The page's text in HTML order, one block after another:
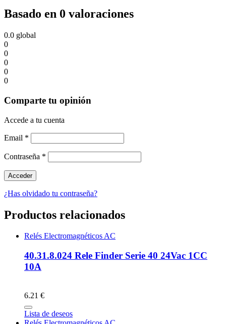
Basado en 0 valoraciones
0.0 global
0
0
0
0
0
Comparte tu opinión
Accede a tu cuenta
Email *
Contraseña *
¿Has olvidado tu contraseña?
Productos relacionados
Relés Electromagnéticos AC
40.31.8.024 Rele Finder Serie 40 24Vac 1CC
10A
6.21 €
Lista de deseos